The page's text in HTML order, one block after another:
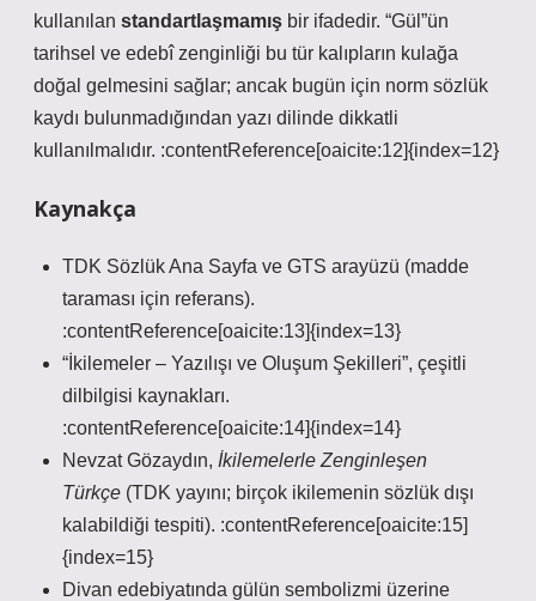
kullanılan standartlaşmamış bir ifadedir. “Gül”ün
tarihsel ve edebî zenginliği bu tür kalıpların kulağa
doğal gelmesini sağlar; ancak bugün için norm sözlük
kaydı bulunmadığından yazı dilinde dikkatli
kullanılmalıdır. :contentReference[oaicite:12]{index=12}
Kaynakça
TDK Sözlük Ana Sayfa ve GTS arayüzü (madde
taraması için referans).
:contentReference[oaicite:13]{index=13}
“İkilemeler – Yazılışı ve Oluşum Şekilleri”, çeşitli
dilbilgisi kaynakları.
:contentReference[oaicite:14]{index=14}
Nevzat Gözaydın, İkilemelerle Zenginleşen
Türkçe (TDK yayını; birçok ikilemenin sözlük dışı
kalabildiği tespiti). :contentReference[oaicite:15]
{index=15}
Divan edebiyatında gülün sembolizmi üzerine